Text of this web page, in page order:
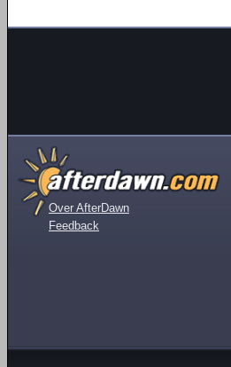
Over AfterDawn
Feedback